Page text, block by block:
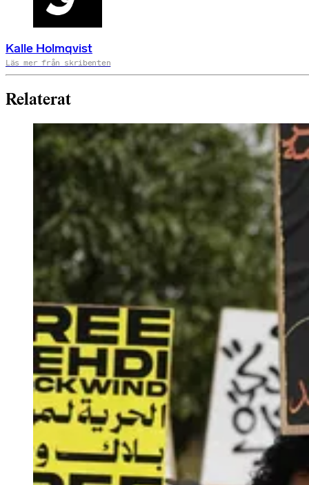
Kalle Holmqvist
Läs mer från skribenten
Relaterat